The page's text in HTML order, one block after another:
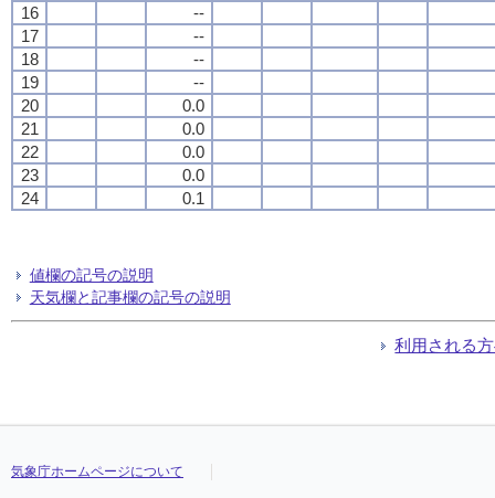
16
--
17
--
18
--
19
--
20
0.0
21
0.0
22
0.0
23
0.0
24
0.1
値欄の記号の説明
天気欄と記事欄の記号の説明
利用される
気象庁ホームページについて